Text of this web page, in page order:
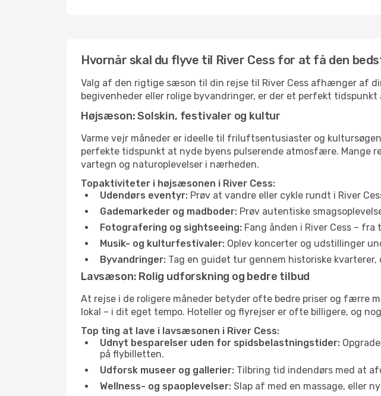
Hvornår skal du flyve til River Cess for at få den
Valg af den rigtige sæson til din rejse til River Cess afhænger af
begivenheder eller rolige byvandringer, er der et perfekt
Højsæson: Solskin, festivaler og kultur
Varme vejr måneder er ideelle til friluftsentusiaster og
perfekte tidspunkt at nyde byens pulserende atmosfære. Mange
vartegn og naturoplevelser i nærheden.
Topaktiviteter i højsæsonen i River Cess:
Udendørs eventyr: Prøv at vandre eller cykle rundt i River
Gademarkeder og madboder: Prøv autentiske
Fotografering og sightseeing: Fang ånden i River Cess –
Musik- og kulturfestivaler: Oplev koncerter og udstillinger
Byvandringer: Tag en guidet tur gennem historiske
Lavsæson: Rolig udforskning og bedre tilbud
At rejse i de roligere måneder betyder ofte bedre priser og færre
lokal – i dit eget tempo. Hoteller og flyrejser er ofte billigere, og
Top ting at lave i lavsæsonen i River Cess:
Udnyt besparelser uden for spidsbelastningstider:
på flybilletten.
Udforsk museer og gallerier: Tilbring tid indendørs med at
Wellness- og spaoplevelser: Slap af med en massage, eller